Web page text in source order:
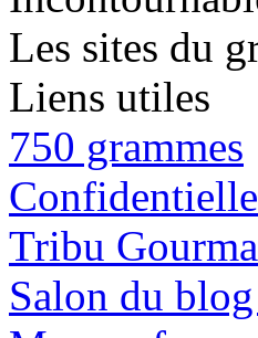
Les sites du
Liens utiles
750 grammes
Tribu
Salon du